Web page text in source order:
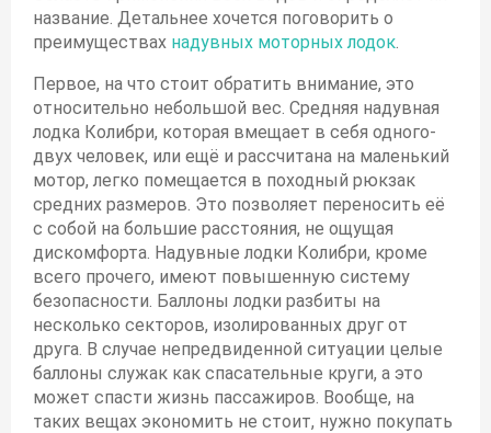
название. Детальнее хочется поговорить о
преимуществах надувных моторных лодок.
Первое, на что стоит обратить внимание, это
относительно небольшой вес. Средняя надувная
лодка Колибри, которая вмещает в себя одного-
двух человек, или ещё и рассчитана на маленький
мотор, легко помещается в походный рюкзак
средних размеров. Это позволяет переносить её
с собой на большие расстояния, не ощущая
дискомфорта. Надувные лодки Колибри, кроме
всего прочего, имеют повышенную систему
безопасности. Баллоны лодки разбиты на
несколько секторов, изолированных друг от
друга. В случае непредвиденной ситуации целые
баллоны служак как спасательные круги, а это
может спасти жизнь пассажиров. Вообще, на
таких вещах экономить не стоит, нужно покупать